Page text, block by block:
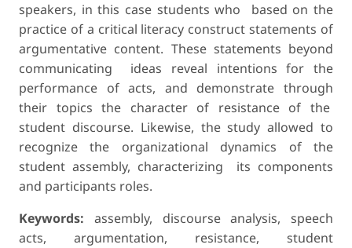
speakers, in this case students who based on the
practice of a critical literacy construct statements of
argumentative content. These statements beyond
communicating ideas reveal intentions for the
performance of acts, and demonstrate through
their topics the character of resistance of the
student discourse. Likewise, the study allowed to
recognize the organizational dynamics of the
student assembly, characterizing its components
and participants roles.
Keywords: assembly, discourse analysis, speech
acts, argumentation, resistance, student